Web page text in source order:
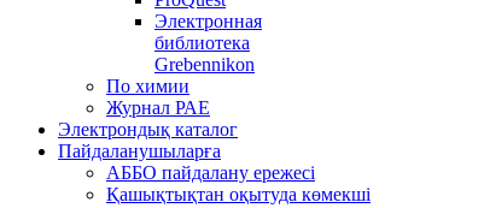
Электронная
библиотека
Grebennikon
По химии
Журнал РАЕ
Электрондық каталог
Пайдаланушыларға
АББО пайдалану ережесі
Қашықтықтан оқытуда көмекші